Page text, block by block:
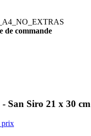
de commande
San Siro 21 x 30 cm
prix